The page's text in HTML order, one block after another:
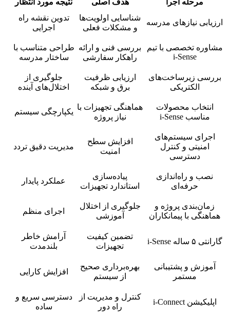
مرحله اجرا هدف اصلی نتیجه مورد انتظار
ارزیابی نیازهای مدرسه
شناسایی اولویت‌ها
و مشکلات فعلی
تدوین نقشه راه
اجرایی
مشاوره تخصصی با تیم
i-Sense
بررسی فنی و ارائه
راهکار سفارشی
طراحی متناسب با
ساختار مدرسه
بررسی زیرساخت‌های
الکتریکی
ارزیابی ظرفیت
برق و شبکه
جلوگیری از
اختلال‌های آینده
انتخاب محصولات
مناسب i-Sense
هماهنگی تجهیزات با
نیاز پروژه
یکپارچگی سیستم
اجرای سیستم‌های
امنیتی و کنترل
دسترسی
افزایش سطح
امنیت
مدیریت دقیق تردد
نصب و راه‌اندازی
حرفه‌ای
پیاده‌سازی
استاندارد تجهیزات
عملکرد پایدار
زمان‌بندی پروژه و
هماهنگی با پیمانکاران
جلوگیری از اختلال
آموزشی
اجرای منظم
گارانتی ۵ ساله i-Sense
تضمین کیفیت
تجهیزات
آرامش خاطر
بلندمدت
آموزش و پشتیبانی
مستمر
بهره‌برداری صحیح
از سیستم
افزایش کارایی
اپلیکیشن i-Connect
کنترل و مدیریت از
راه دور
دسترسی سریع و
ساده